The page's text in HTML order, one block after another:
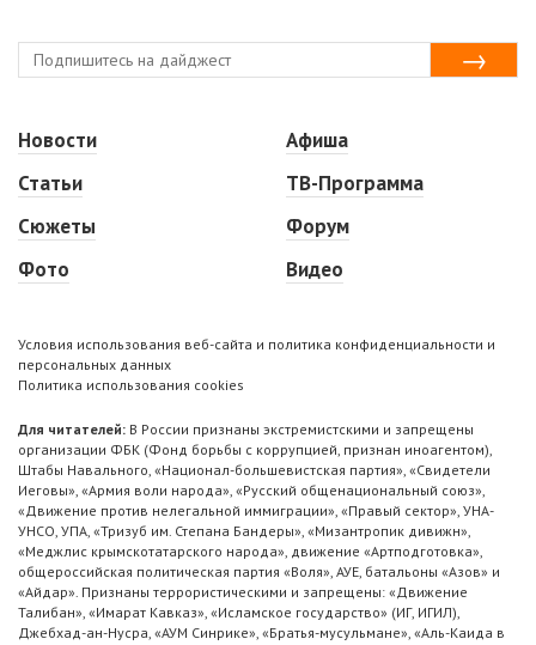
Новости
Статьи
Сюжеты
Фото
Афиша
ТВ-Программа
Форум
Видео
Условия использования веб-сайта и политика конфиденциальности и
персональных данных
Политика использования cookies
Для читателей: В России признаны экстремистскими и запрещены
организации ФБК (Фонд борьбы с коррупцией, признан иноагентом),
Штабы Навального, «Национал-большевистская партия», «Свидетели
Иеговы», «Армия воли народа», «Русский общенациональный союз»,
«Движение против нелегальной иммиграции», «Правый сектор», УНА-
УНСО, УПА, «Тризуб им. Степана Бандеры», «Мизантропик дивижн»,
«Меджлис крымскотатарского народа», движение «Артподготовка»,
общероссийская политическая партия «Воля», АУЕ, батальоны «Азов» и
«Айдар». Признаны террористическими и запрещены: «Движение
Талибан», «Имарат Кавказ», «Исламское государство» (ИГ, ИГИЛ),
Джебхад-ан-Нусра, «АУМ Синрике», «Братья-мусульмане», «Аль-Каида в